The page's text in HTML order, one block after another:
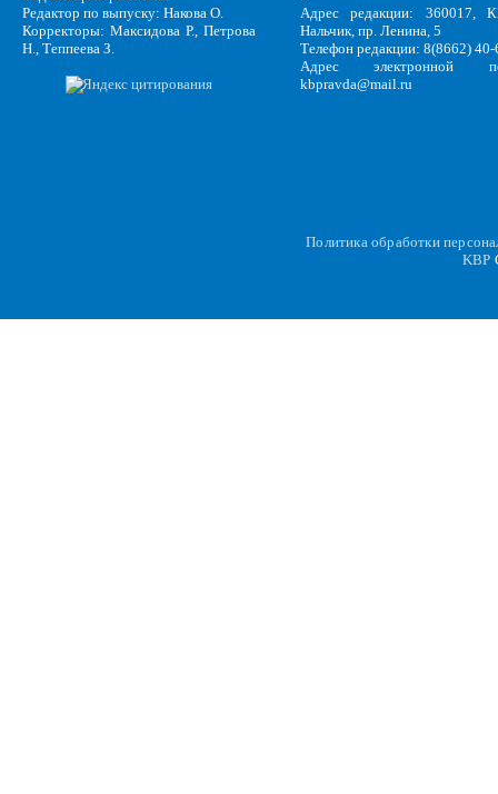
Редактор по выпуску: Накова О.
Корректоры: Максидова Р., Петрова
Н., Теппеева З.
Адрес редакции: 360017,
Нальчик, пр. Ленина, 5
Телефон редакции: 8(8662)
Адрес электронной
kbpravda@mail.ru
Политика обработки
KBP